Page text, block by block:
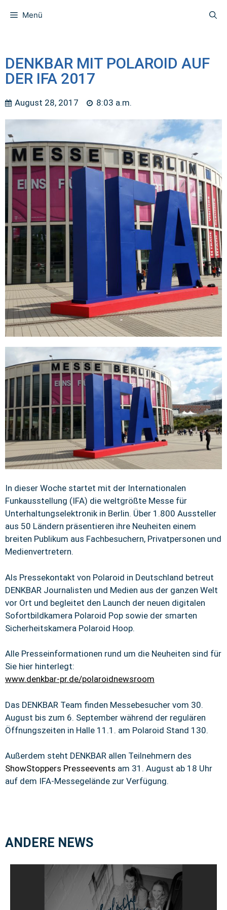
Menü
DENKBAR MIT POLAROID AUF
DER IFA 2017
August 28, 2017 8:03 a.m.
In dieser Woche startet mit der Internationalen
Funkausstellung (IFA) die weltgrößte Messe für
Unterhaltungselektronik in Berlin. Über 1.800 Aussteller
aus 50 Ländern präsentieren ihre Neuheiten einem
breiten Publikum aus Fachbesuchern, Privatpersonen und
Medienvertretern.
Als Pressekontakt von Polaroid in Deutschland betreut
DENKBAR Journalisten und Medien aus der ganzen Welt
vor Ort und begleitet den Launch der neuen digitalen
Sofortbildkamera Polaroid Pop sowie der smarten
Sicherheitskamera Polaroid Hoop.
Alle Presseinformationen rund um die Neuheiten sind für
Sie hier hinterlegt:
www.denkbar-pr.de/polaroidnewsroom
Das DENKBAR Team finden Messebesucher vom 30.
August bis zum 6. September während der regulären
Öffnungszeiten in Halle 11.1. am Polaroid Stand 130.
Außerdem steht DENKBAR allen Teilnehmern des
ShowStoppers Presseevents am 31. August ab 18 Uhr
auf dem IFA-Messegelände zur Verfügung.
ANDERE NEWS